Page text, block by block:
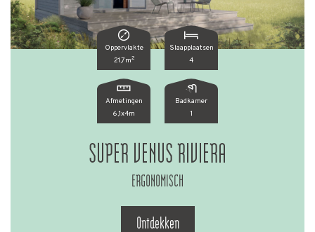
Oppervlakte
21,7m2
Slaapplaatsen
4
Afmetingen
6,1x4m
Badkamer
1
SUPER VENUS RIVIERA
ERGONOMISCH
Ontdekken